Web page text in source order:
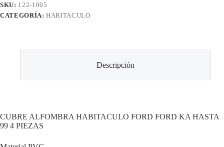
SKU: 122-1005
CATEGORÍA:HABITACULO
Descripción
CUBRE ALFOMBRA HABITACULO FORD FORD KA HASTA
99 4 PIEZAS